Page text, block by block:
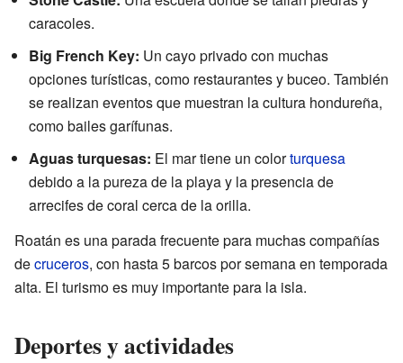
caracoles.
Big French Key: Un cayo privado con muchas
opciones turísticas, como restaurantes y buceo. También
se realizan eventos que muestran la cultura hondureña,
como bailes garífunas.
Aguas turquesas: El mar tiene un colorturquesa
debido a la pureza de la playa y la presencia de
arrecifes de coral cerca de la orilla.
Roatán es una parada frecuente para muchas compañías
decruceros, con hasta 5 barcos por semana en temporada
alta. El turismo es muy importante para la isla.
Deportes y actividades